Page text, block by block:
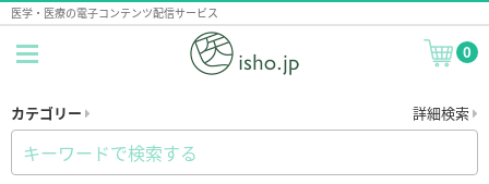
医学・医療の電子コンテンツ配信サービス
0
カテゴリー 詳細検索